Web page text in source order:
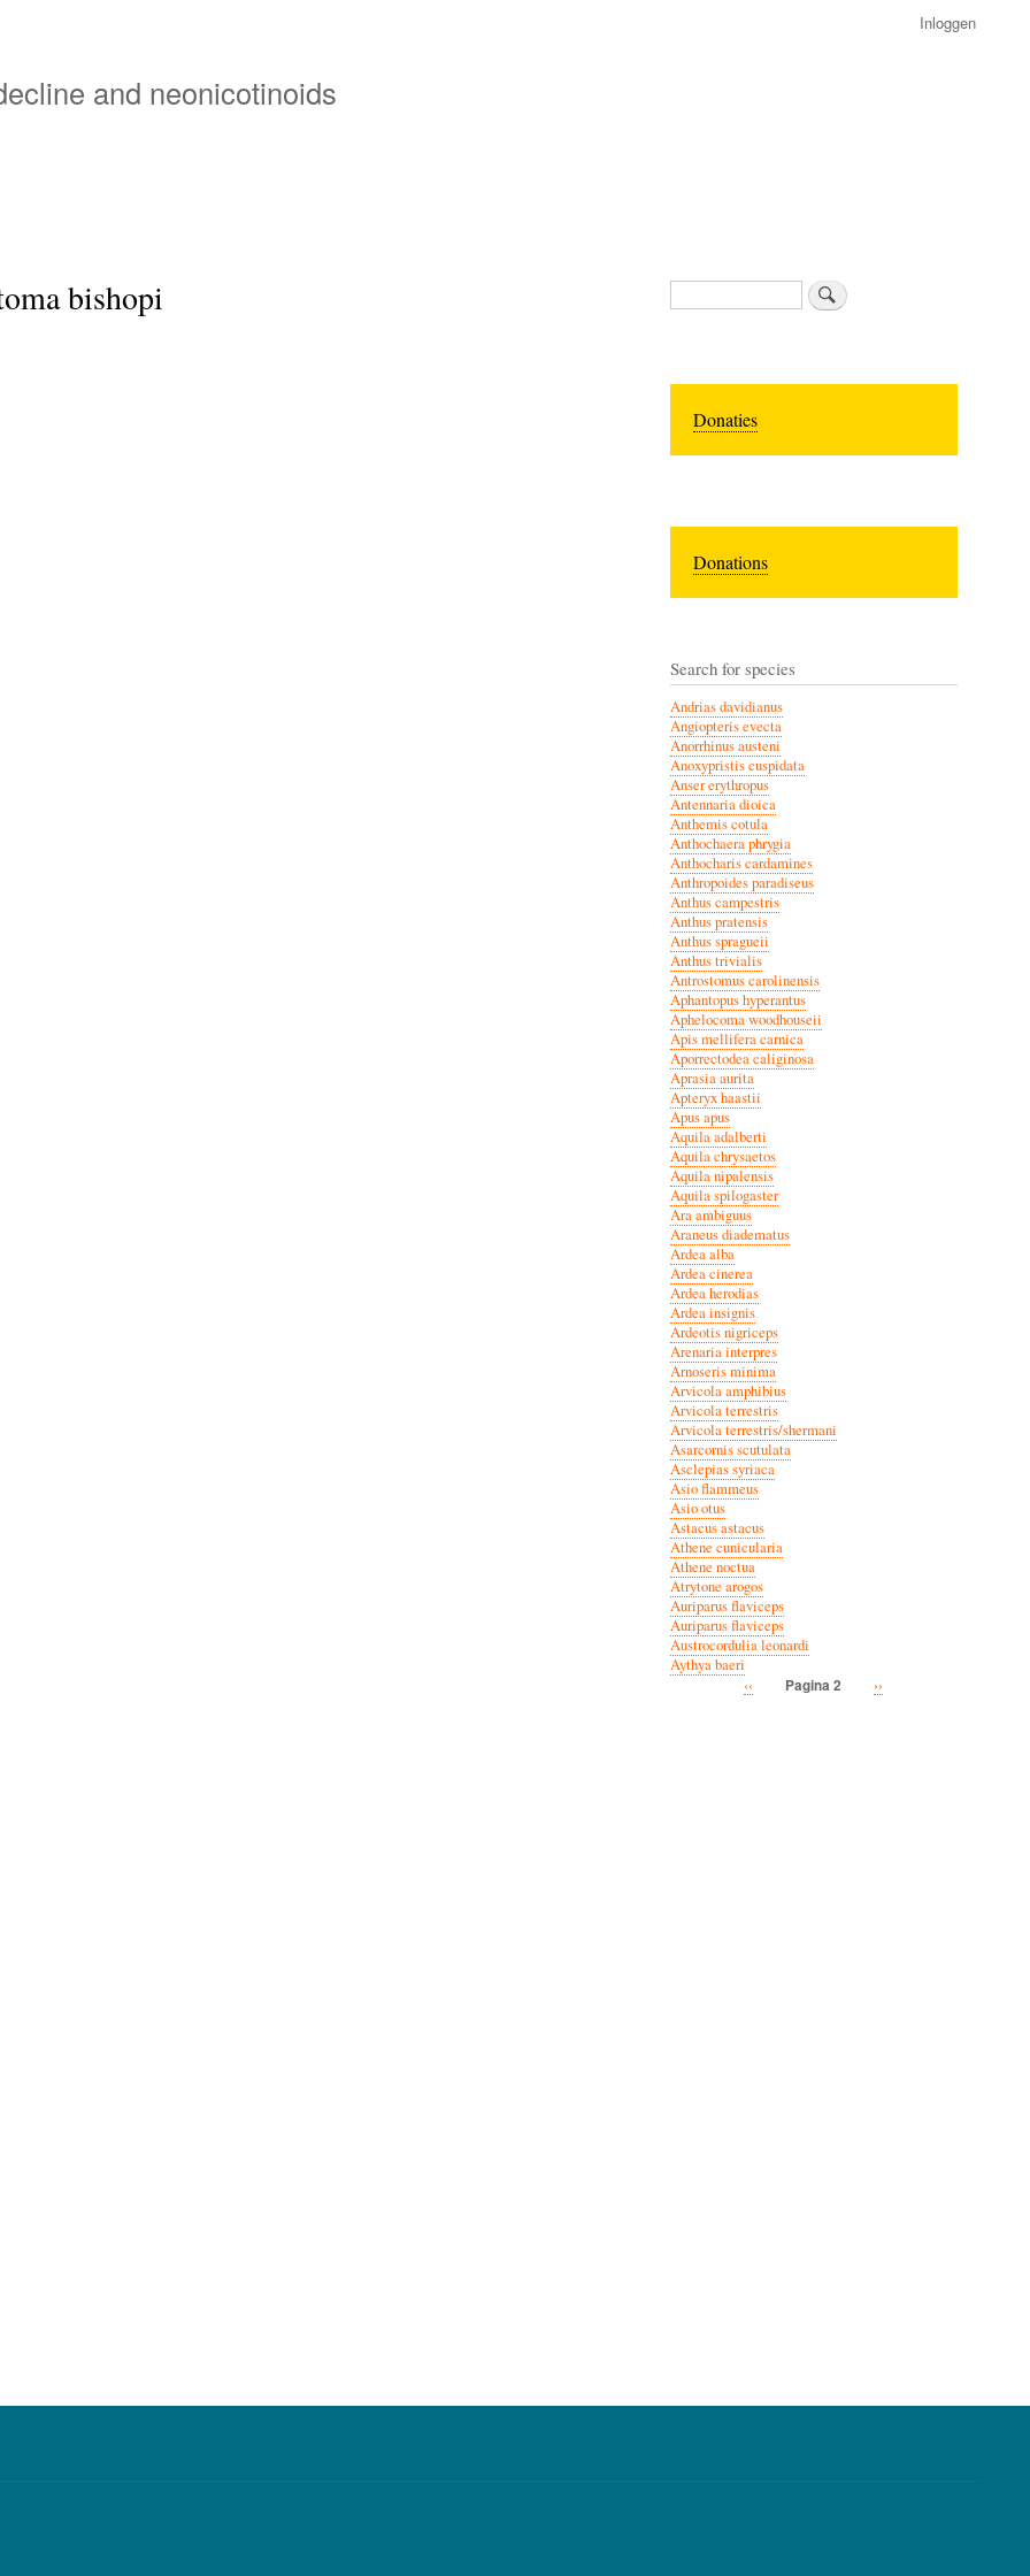
de
Inloggen
and neonicotinoids
bishopi Zoeken
Donaties
Donations
Search for species
Andrias davidianus
Angiopteris evecta
Anorrhinus austeni
Anoxypristis cuspidata
Anser erythropus
Antennaria dioica
Anthemis cotula
Anthochaera phrygia
Anthocharis cardamines
Anthropoides paradiseus
Anthus campestris
Anthus pratensis
Anthus spragueii
Anthus trivialis
Antrostomus carolinensis
Aphantopus hyperantus
Aphelocoma woodhouseii
Apis mellifera carnica
Aporrectodea caliginosa
Aprasia aurita
Apteryx haastii
Apus apus
Aquila adalberti
Aquila chrysaetos
Aquila nipalensis
Aquila spilogaster
Ara ambiguus
Araneus diadematus
Ardea alba
Ardea cinerea
Ardea herodias
Ardea insignis
Ardeotis nigriceps
Arenaria interpres
Arnoseris minima
Arvicola amphibius
Arvicola terrestris
Arvicola terrestris/shermani
Asarcornis scutulata
Asclepias syriaca
Asio flammeus
Asio otus
Astacus astacus
Athene cunicularia
Athene noctua
Atrytone arogos
Auriparus flaviceps
Auriparus flaviceps
Austrocordulia leonardi
Aythya baeri
Vorige
‹‹ Pagina 2
Volgende
››